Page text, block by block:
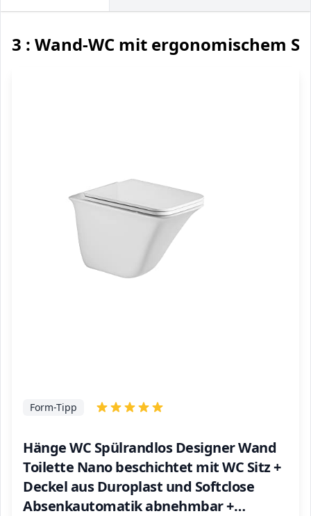
3 : Wand-WC mit ergonomischem
Hänge WC Spülrandlos Designer Wand
Toilette Nano beschichtet mit WC Sitz +
Deckel aus Duroplast und Softclose
Absenkautomatik abnehmbar +
Form-Tipp